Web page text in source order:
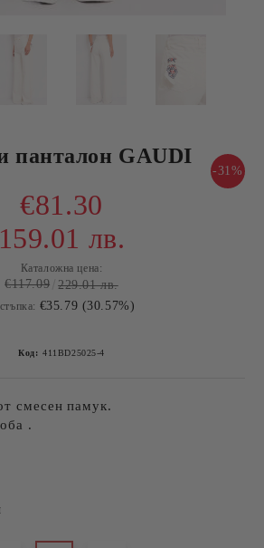
панталон GAUDI
-31%
€81.30
159.01 лв.
Каталожна цена:
€117.09 229.01 лв.
€35.79 (30.57%)
Код: 411BD25025-4
смесен памук.
.